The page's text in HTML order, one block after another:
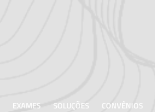
EXAMES SOLUÇÕES CONVÊNIOS